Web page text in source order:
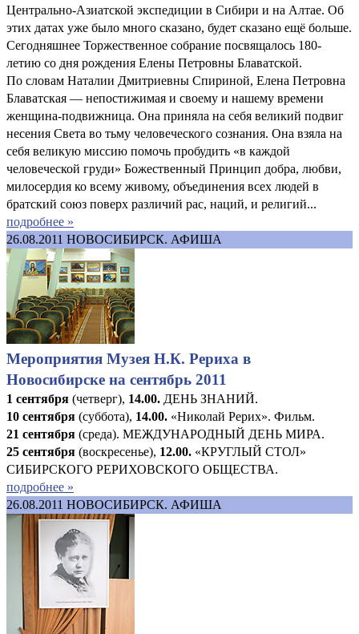
Центрально-Азиатской экспедиции в Сибири и на Алтае. Об
этих датах уже было много сказано, будет сказано ещё больше.
Сегодняшнее Торжественное собрание посвящалось 180-
летию со дня рождения Елены Петровны Блаватской.
По словам Наталии Дмитриевны Спириной, Елена Петровна
Блаватская — непостижимая и своему и нашему времени
женщина-подвижница. Она приняла на себя великий подвиг
несения Света во тьму человеческого сознания. Она взяла на
себя великую миссию помочь пробудить «в каждой
человеческой груди» Божественный Принцип добра, любви,
милосердия ко всему живому, объединения всех людей в
братский союз поверх различий рас, наций, и религий...
подробнее »
26.08.2011 НОВОСИБИРСК. АФИША
Мероприятия Музея Н.К. Рериха в
Новосибирске на сентябрь 2011
1 сентября (четверг), 14.00. ДЕНЬ ЗНАНИЙ.
10 сентября (суббота), 14.00. «Николай Рерих». Фильм.
21 сентября (среда). МЕЖДУНАРОДНЫЙ ДЕНЬ МИРА.
25 сентября (воскресенье), 12.00. «КРУГЛЫЙ СТОЛ»
СИБИРСКОГО РЕРИХОВСКОГО ОБЩЕСТВА.
подробнее »
26.08.2011 НОВОСИБИРСК. АФИША